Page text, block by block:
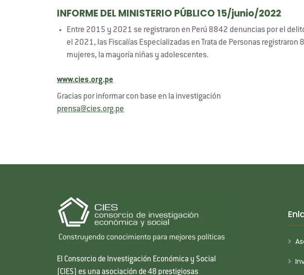
INFORME DEL MINISTERIO PÚBLICO 15/junio/2022
Entre 2015 y 2021 se registraron en Perú 8842 denuncias por el
el 2021, las Fiscalías Especializadas en Trata de Personas registraron
mujeres, la mayoría niñas y adolescentes.
www.cies.org.pe
Gracias por informar con base en la investigación
prensa@cies.org.pe
El Consorcio de Investigación Económica y Social
(CIES) es una asociación de 48 prestigiosas